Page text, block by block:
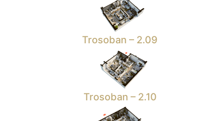
Trosoban – 2.09
Trosoban – 2.10